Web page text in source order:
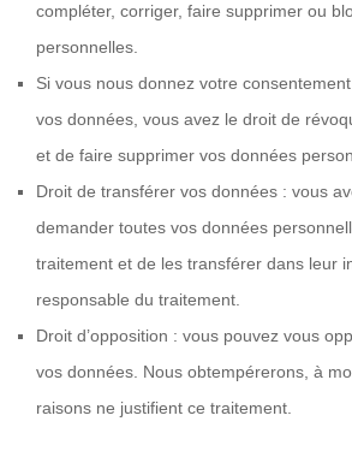
compléter, corriger, faire supprimer ou
personnelles.
Si vous nous donnez votre
vos données, vous avez le droit de
et de faire supprimer vos données
Droit de transférer vos données : vous
demander toutes vos données
traitement et de les transférer dans leur
responsable du traitement.
Droit d’opposition : vous pouvez vous
vos données. Nous obtempérerons, à
raisons ne justifient ce traitement.